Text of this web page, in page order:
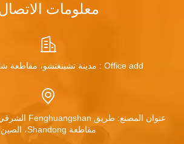
معلومات الاتصال
Office add : مدينة تشينغتشو، مقاطعة شاندونغ، الصين
مقاطعة Shandong، الصين